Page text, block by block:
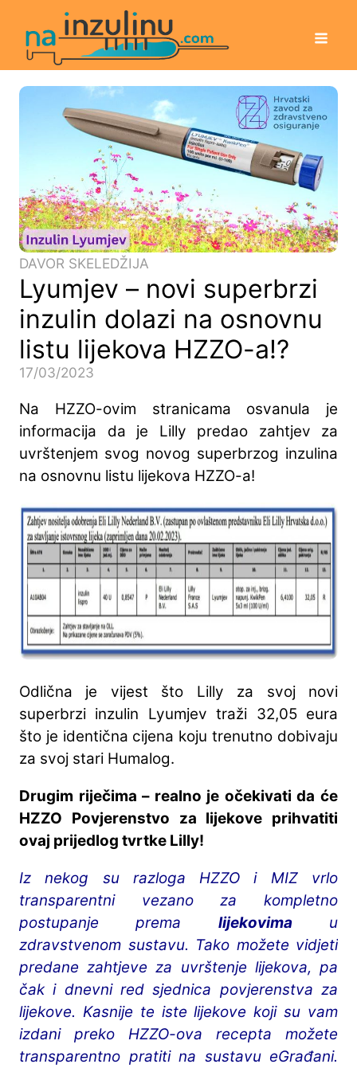
DAVOR SKELEDŽIJA
Lyumjev – novi superbrzi
inzulin dolazi na osnovnu
listu lijekova HZZO-a!?
17/03/2023
Na HZZO-ovim stranicama osvanula je
informacija da je Lilly predao zahtjev za
uvrštenjem svog novog superbrzog inzulina
na osnovnu listu lijekova HZZO-a!
Odlična je vijest što Lilly za svoj novi
superbrzi inzulin Lyumjev traži 32,05 eura
što je identična cijena koju trenutno dobivaju
za svoj stari Humalog.
Drugim riječima – realno je očekivati da će
HZZO Povjerenstvo za lijekove prihvatiti
ovaj prijedlog tvrtke Lilly!
Iz nekog su razloga HZZO i MIZ vrlo
transparentni vezano za kompletno
postupanje prema lijekovimau
zdravstvenom sustavu. Tako možete vidjeti
predane zahtjeve za uvrštenje lijekova, pa
čak i dnevni red sjednica povjerenstva za
lijekove. Kasnije te iste lijekove koji su vam
izdani preko HZZO-ova recepta možete
transparentno pratiti na sustavu eGrađani.